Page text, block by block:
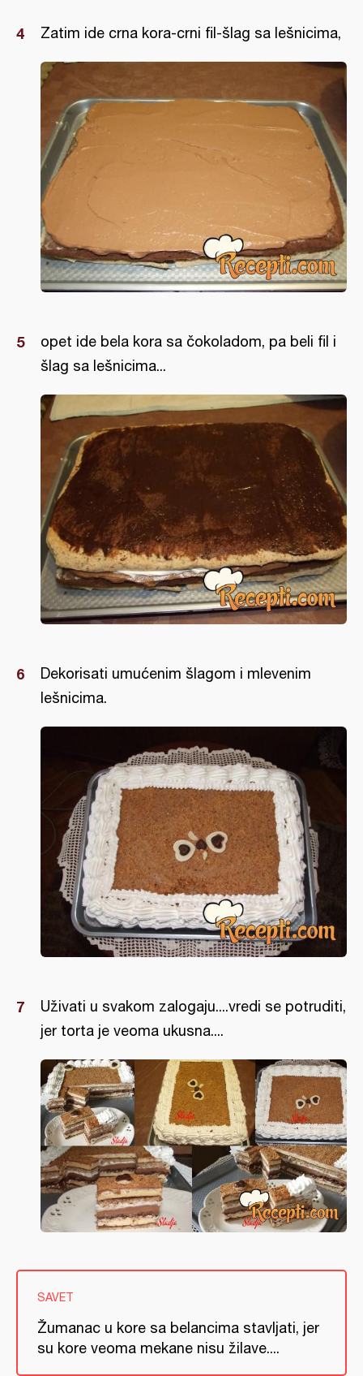
Zatim ide crna kora-crni fil-šlag sa lešnicima,
opet ide bela kora sa čokoladom, pa beli fil i
šlag sa lešnicima...
Dekorisati umućenim šlagom i mlevenim
lešnicima.
Uživati u svakom zalogaju....vredi se potruditi,
jer torta je veoma ukusna....
SAVET
Žumanac u kore sa belancima stavljati, jer
su kore veoma mekane nisu žilave....